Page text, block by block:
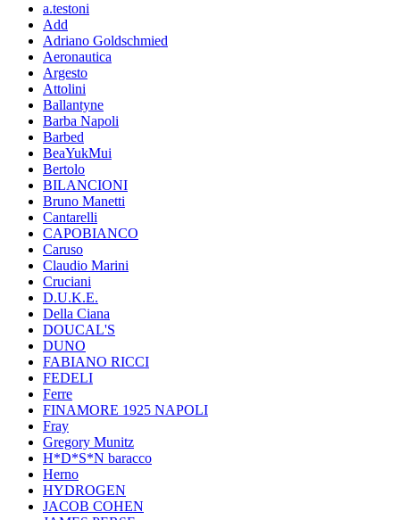
a.testoni
Add
Adriano Goldschmied
Aeronautica
Argesto
Attolini
Ballantyne
Barba Napoli
Barbed
BeaYukMui
Bertolo
BILANCIONI
Bruno Manetti
Cantarelli
CAPOBIANCO
Caruso
Claudio Marini
Cruciani
D.U.K.E.
Della Ciana
DOUCAL'S
DUNO
FABIANO RICCI
FEDELI
Ferre
FINAMORE 1925 NAPOLI
Fray
Gregory Munitz
H*D*S*N baracco
Herno
HYDROGEN
JACOB COHEN